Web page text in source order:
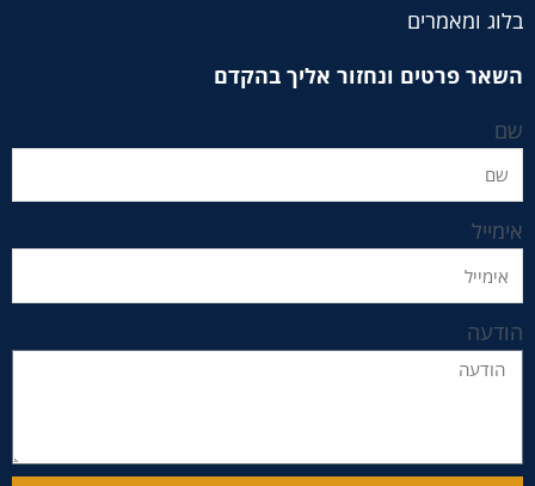
בלוג ומאמרים
השאר פרטים ונחזור אליך בהקדם
שם
אימייל
הודעה